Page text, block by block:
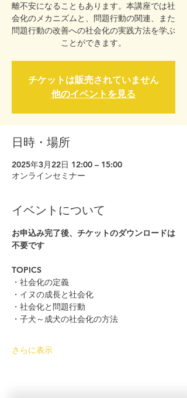
離不安になることもあります。本講座では社
会化のメカニズムと、問題行動の関連、また
問題行動の改善への社会化の実践方法を学ぶ
ことができます。
チケットは販売されていません
他のイベントを見る
日時・場所
2025年3月22日 12:00 – 15:00
オンラインセミナー
イベントについて
お申込み完了後、チケットのダウンロードは
不要です
TOPICS
・社会化の定義
・イヌの成長と社会化
・社会化と問題行動
・子犬～成犬の社会化の方法
さらに表示